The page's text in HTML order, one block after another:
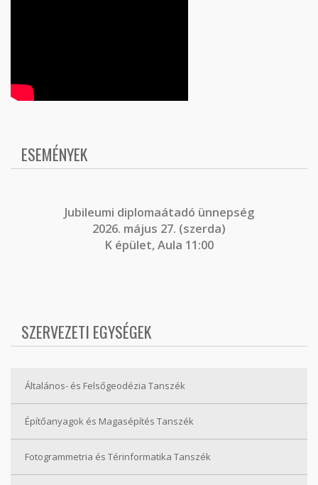
ESEMÉNYEK
Jubileumi diplomaátadó ünnepség
2026. május 27. (szerda)
K épület, Aula 11:00
SZERVEZETI EGYSÉGEK
Általános- és Felsőgeodézia Tanszék
Építőanyagok és Magasépítés Tanszék
Fotogrammetria és Térinformatika Tanszék